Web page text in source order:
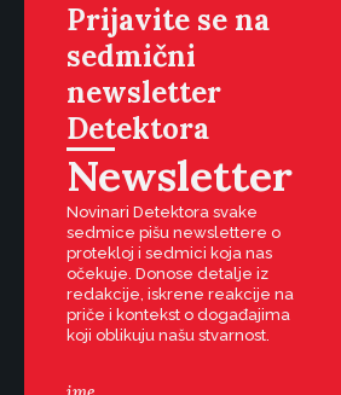
Prijavite se na
sedmični
newsletter
Detektora
Newsletter
Novinari Detektora svake
sedmice pišu newslettere o
protekloj i sedmici koja nas
očekuje. Donose detalje iz
redakcije, iskrene reakcije na
priče i kontekst o događajima
koji oblikuju našu stvarnost.